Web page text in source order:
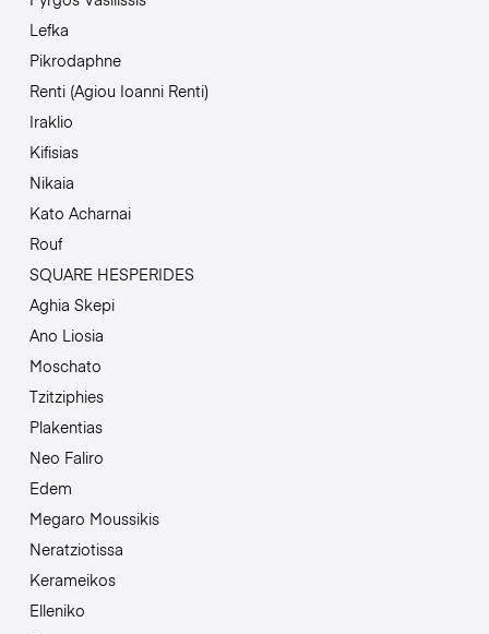
Lefka
Pikrodaphne
Renti (Agiou Ioanni Renti)
Iraklio
Kifisias
Nikaia
Kato Acharnai
Rouf
SQUARE HESPERIDES
Aghia Skepi
Ano Liosia
Moschato
Tzitziphies
Plakentias
Neo Faliro
Edem
Megaro Moussikis
Neratziotissa
Kerameikos
Elleniko